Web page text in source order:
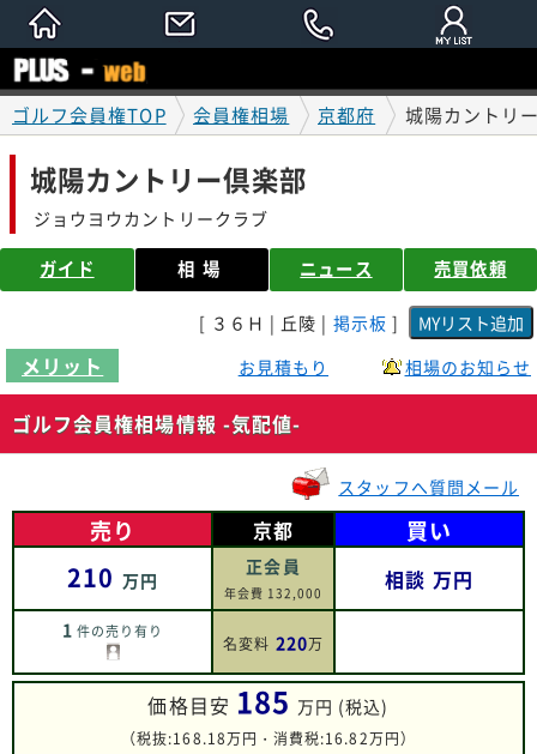
ゴルフ会員権TOP 会員権相場 京都府 城陽カントリ
城陽カントリー倶楽部
ジョウヨウカントリークラブ
ガイド 相場 ニュース 売買依頼
[ ３６Ｈ | 丘陵 | 掲示板 ]
メリット お見積もり 相場のお知らせ
ゴルフ会員権相場情報 -気配値-
スタッフへ質問メール
売り
210 万円
1 件の売り有り
京都
正会員
年会費 132,000
名変料 220万
買い
相談 万円
価格目安 185 万円 (税込)
（税抜:168.18万円・消費税:16.82万円）